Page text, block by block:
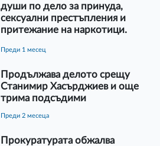
души по дело за принуда,
сексуални престъпления и
притежание на наркотици.
преди 1 месец
Продължава делото срещу
Станимир Хасърджиев и още
трима подсъдими
преди 2 месеца
Прокуратурата обжалва